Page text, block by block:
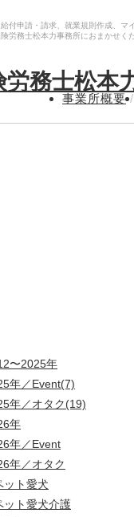
付申請・請求、就業規則作成、マ
労務士松本力事務所におまかせく
事業所概要 /
〜2025年
年／Event(7)
年／オタク(19)
年
年／Event
年／オタク
ット愛犬
ット愛犬介護